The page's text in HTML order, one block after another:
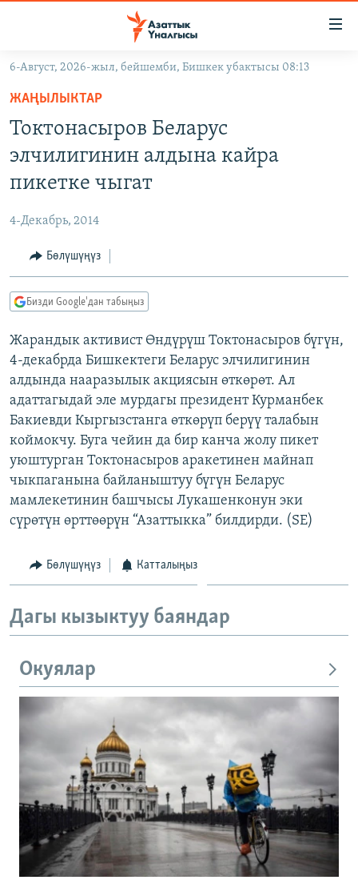
Навигацияга
өтүңүз
Издөөгө
салыңыз
МАДАНИЯТ
ТВ ПРОГРАММАЛАР
БҮГҮН АЗАТТЫКТА
ДАНИСТЕ
АЗАТТЫК+
ЫҢГАЙСЫЗ СУРООЛОР
ПОДКАСТ
ОНЛАЙН ШЕРИНЕ
ЭЕ/АРнун бардык сайттары
6-Август, 2026-жыл, бейшемби, Бишкек убактысы 08:13
ЖАҢЫЛЫКТАР
Токтонасыров Беларус
элчилигинин алдына кайра
пикетке чыгат
4-Декабрь, 2014
Бөлүшүңүз
Бизди Google'дан табыңыз
Жарандык активист Өндүрүш Токтонасыров бүгүн,
4-декабрда Бишкектеги Беларус элчилигинин
алдында нааразылык акциясын өткөрөт. Ал
адаттагыдай эле мурдагы президент Курманбек
Бакиевди Кыргызстанга өткөрүп берүү талабын
коймокчу. Буга чейин да бир канча жолу пикет
уюштурган Токтонасыров аракетинен майнап
чыкпаганына байланыштуу бүгүн Беларус
мамлекетинин башчысы Лукашенконун эки
сүрөтүн өрттөөрүн “Азаттыкка” билдирди. (SE)
Бөлүшүңүз Катталыңыз
Дагы кызыктуу баяндар
Окуялар